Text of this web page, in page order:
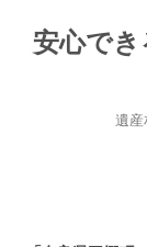
安心で
遺産